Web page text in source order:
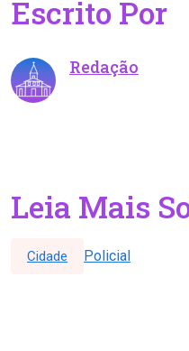
Escrito Por
Redação
Leia Mais
Cidade Policial